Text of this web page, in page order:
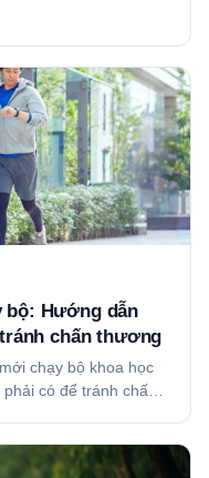
bộ: Hướng dẫn
chấn thương
chạy bộ khoa học
có để tránh chấ…